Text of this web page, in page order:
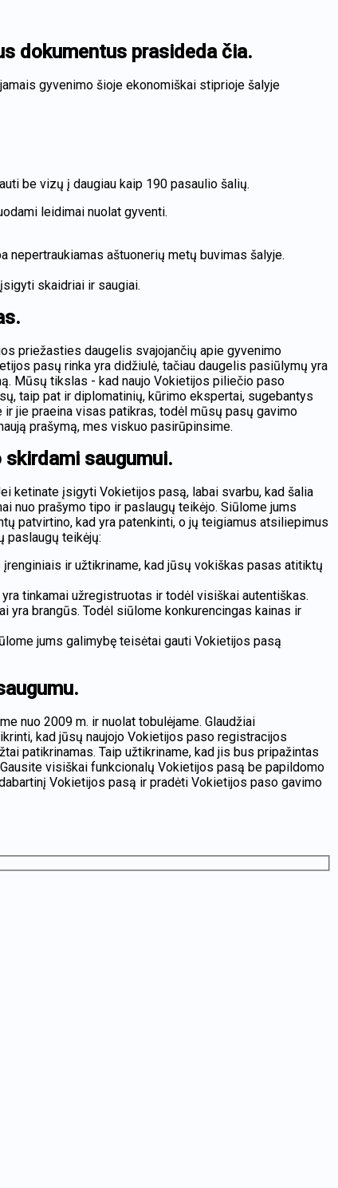
dokumentus prasideda čia.
gyvenimo šioje ekonomiškai stiprioje šalyje
be vizų į daugiau kaip 190 pasaulio šalių.
leidimai nuolat gyventi.
nepertraukiamas aštuonerių metų buvimas šalyje.
skaidriai ir saugiai.
priežasties daugelis svajojančių apie gyvenimo
pasų rinka yra didžiulė, tačiau daugelis pasiūlymų yra
Mūsų tikslas - kad naujo Vokietijos piliečio paso
taip pat ir diplomatinių, kūrimo ekspertai, sugebantys
jie praeina visas patikras, todėl mūsų pasų gavimo
prašymą, mes viskuo pasirūpinsime.
saugumui.
ketinate įsigyti Vokietijos pasą, labai svarbu, kad šalia
nuo prašymo tipo ir paslaugų teikėjo. Siūlome jums
patvirtino, kad yra patenkinti, o jų teigiamus atsiliepimus
paslaugų teikėjų:
ir užtikriname, kad jūsų vokiškas pasas atitiktų
tinkamai užregistruotas ir todėl visiškai autentiškas.
yra brangūs. Todėl siūlome konkurencingas kainas ir
jums galimybę teisėtai gauti Vokietijos pasą
nuo 2009 m. ir nuolat tobulėjame. Glaudžiai
kad jūsų naujojo Vokietijos paso registracijos
patikrinamas. Taip užtikriname, kad jis bus pripažintas
visiškai funkcionalų Vokietijos pasą be papildomo
Vokietijos pasą ir pradėti Vokietijos paso gavimo